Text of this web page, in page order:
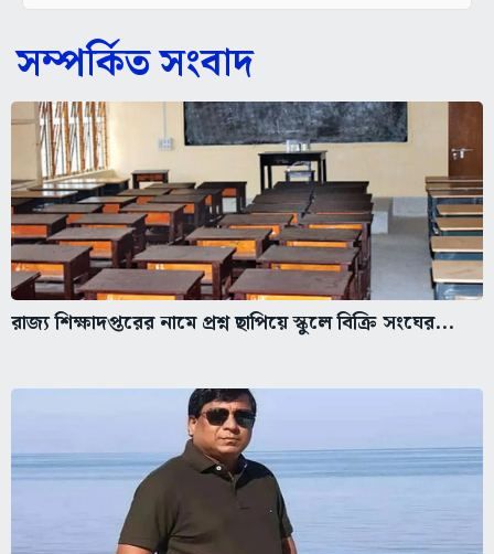
সম্পর্কিত সংবাদ
রাজ্য শিক্ষাদপ্তরের নামে প্রশ্ন ছাপিয়ে স্কুলে বিক্রি সংঘের...